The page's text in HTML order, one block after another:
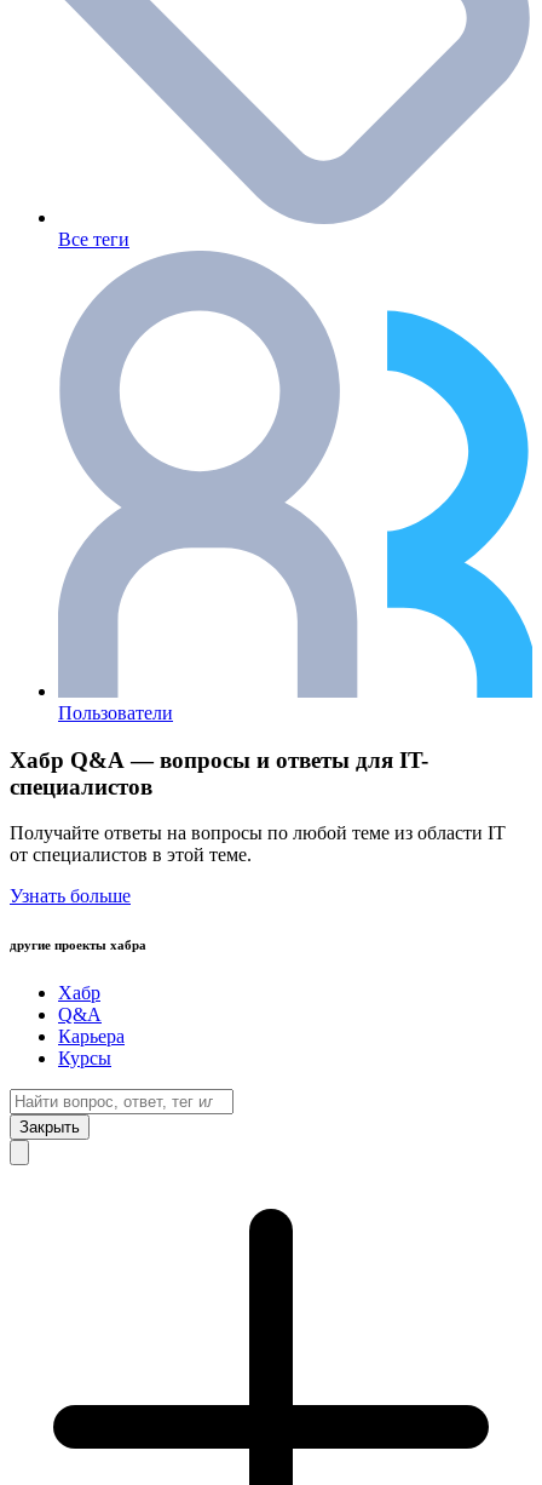
Все теги
Пользователи
Хабр Q&A — вопросы и ответы для IT-
специалистов
Получайте ответы на вопросы по любой теме из области IT
от специалистов в этой теме.
Узнать больше
другие проекты хабра
Хабр
Q&A
Карьера
Курсы
Закрыть